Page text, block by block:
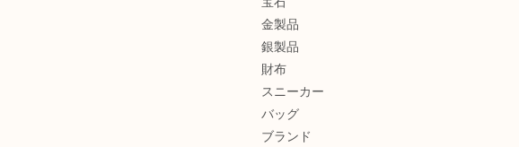
金製品
銀製品
財布
スニーカー
バッグ
ブランド